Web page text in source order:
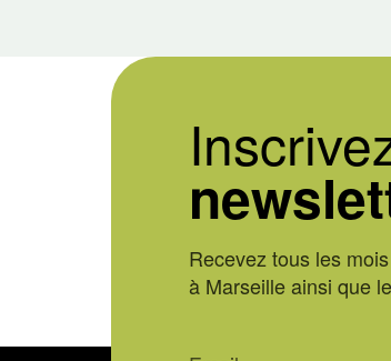
Recevez tous les
à Marseille ainsi que